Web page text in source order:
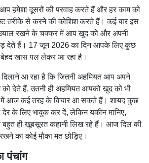
आप हमेशा दूसरों की परवाह करते हैं और हर काम को
तरीके से करने की कोशिश करते हैं। कई बार इस
ख्याल रखने के चक्कर में आप खुद को और अपनी
देते हैं। 17 जून 2026 का दिन आपके लिए कुछ
खास पल लेकर आ रहा है।
आ रहा है कि जितनी अहमियत आप अपने
को देते हैं, उतनी ही अहमियत आपको खुद को भी
में आज कई तरह के विचार आ सकते हैं। शायद कुछ
देर के लिए भावुक कर दें, लेकिन यकीन मानिए,
ही खूबसूरत कहानी लिख रहे हैं। आज दिल की
का कोई मौका मत छोड़िए।
पंचांग